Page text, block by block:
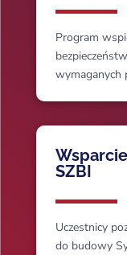
Program
wymaganych
SZBI
Uczestnicy
do budowy